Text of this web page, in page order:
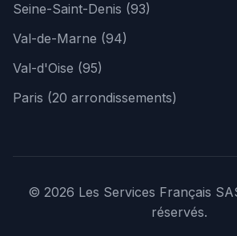
Seine-Saint-Denis (93)
Val-de-Marne (94)
Val-d'Oise (95)
Paris (20 arrondissements)
© 2026 Les Services Français
réservés.